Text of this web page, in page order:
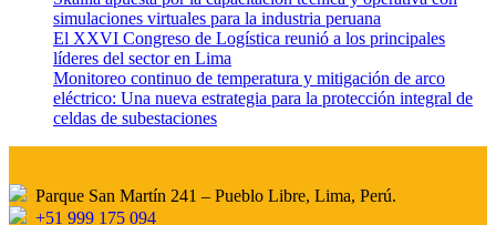
simulaciones virtuales para la industria peruana
El XXVI Congreso de Logística reunió a los principales
líderes del sector en Lima
Monitoreo continuo de temperatura y mitigación de arco
eléctrico: Una nueva estrategia para la protección integral de
celdas de subestaciones
Parque San Martín 241 – Pueblo Libre, Lima, Perú.
+51 999 175 094